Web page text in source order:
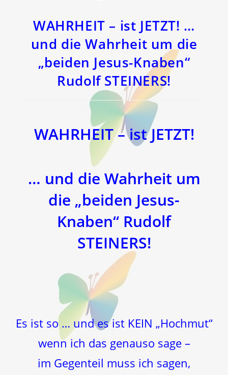
Fenster Fenster
WAHRHEIT – ist JETZT! …
und die Wahrheit um die
„beiden Jesus-Knaben“
Rudolf STEINERS!
WAHRHEIT – ist JETZT!
… und die Wahrheit um
die „beiden Jesus-
Knaben“ Rudolf
STEINERS!
Es ist so … und es ist KEIN „Hochmut“
wenn ich das genauso sage –
im Gegenteil muss ich sagen,